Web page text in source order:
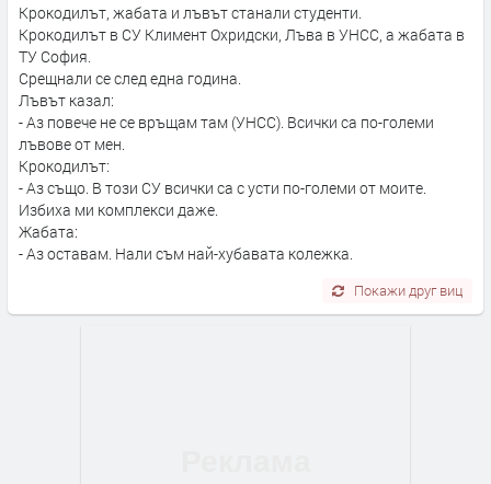
Крокодилът, жабата и лъвът станали студенти.
Крокодилът в СУ Климент Охридски, Лъва в УНСС, а жабата в
ТУ София.
Срещнали се след една година.
Лъвът казал:
- Аз повече не се връщам там (УНСС). Всички са по-големи
лъвове от мен.
Крокодилът:
- Аз също. В този СУ всички са с усти по-големи от моите.
Избиха ми комплекси даже.
Жабата:
- Аз оставам. Нали съм най-хубавата колежка.
Покажи друг виц